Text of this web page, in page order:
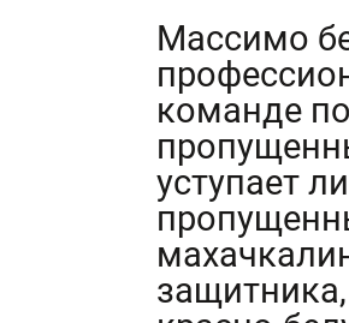
Массимо
команде
уступает